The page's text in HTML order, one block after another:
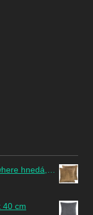
2x 40 x 40 cm
40 cm